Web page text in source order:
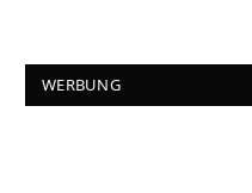
WERBUNG